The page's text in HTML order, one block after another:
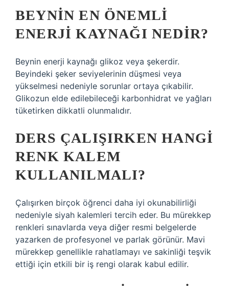
BEYNIN EN ÖNEMLI
ENERJI KAYNAĞI NEDIR?
Beynin enerji kaynağı glikoz veya şekerdir.
Beyindeki şeker seviyelerinin düşmesi veya
yükselmesi nedeniyle sorunlar ortaya çıkabilir.
Glikozun elde edilebileceği karbonhidrat ve yağları
tüketirken dikkatli olunmalıdır.
DERS ÇALIŞIRKEN HANGI
RENK KALEM
KULLANILMALI?
Çalışırken birçok öğrenci daha iyi okunabilirliği
nedeniyle siyah kalemleri tercih eder. Bu mürekkep
renkleri sınavlarda veya diğer resmi belgelerde
yazarken de profesyonel ve parlak görünür. Mavi
mürekkep genellikle rahatlamayı ve sakinliği teşvik
ettiği için etkili bir iş rengi olarak kabul edilir.